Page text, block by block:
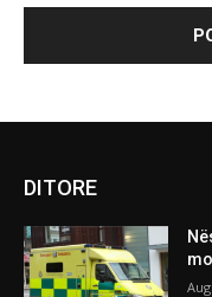
DITORE